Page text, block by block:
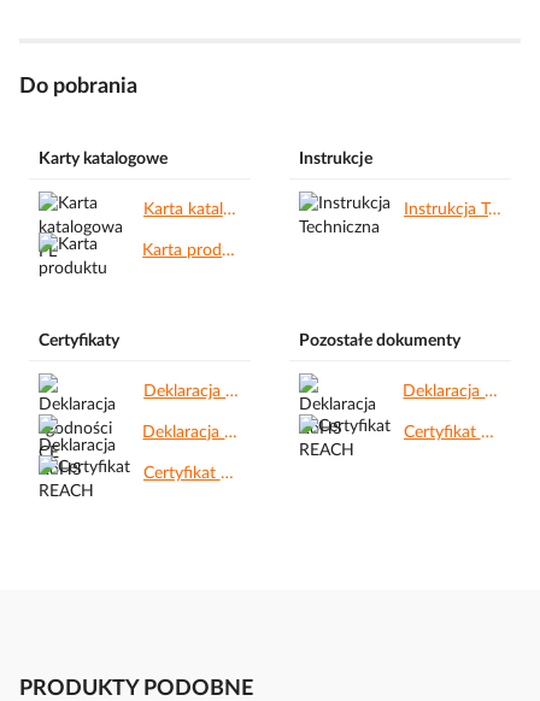
Do pobrania
Karty katalogowe
Karta katalogowa PL.pdf
Karta produktu.pdf
Instrukcje
Instrukcja Techniczna.pdf
Certyfikaty
Deklaracja zgodności CE.pdf
Deklaracja RoHS.pdf
Certyfikat REACH.pdf
Pozostałe dokumenty
Deklaracja RoHS.pdf
Certyfikat REACH.pdf
PRODUKTY PODOBNE